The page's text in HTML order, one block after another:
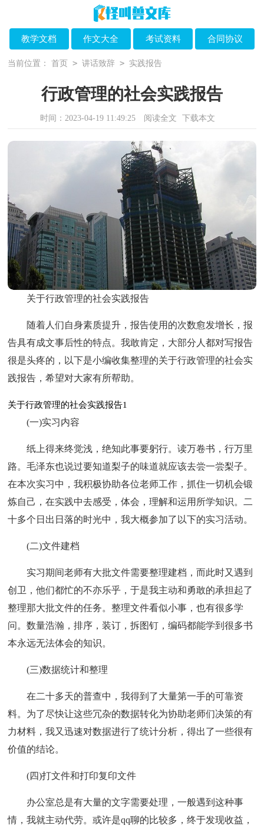
教学文档 作文大全 考试资料 合同协议
当前位置： 首页 > 讲话致辞 > 实践报告
行政管理的社会实践报告
时间：2023-04-19 11:49:25 阅读全文 下载本文
关于行政管理的社会实践报告
随着人们自身素质提升，报告使用的次数愈发增长，报
告具有成文事后性的特点。我敢肯定，大部分人都对写报告
很是头疼的，以下是小编收集整理的关于行政管理的社会实
践报告，希望对大家有所帮助。
关于行政管理的社会实践报告1
(一)实习内容
纸上得来终觉浅，绝知此事要躬行。读万卷书，行万里
路。毛泽东也说过要知道梨子的味道就应该去尝一尝梨子。
在本次实习中，我积极协助各位老师工作，抓住一切机会锻
炼自己，在实践中去感受，体会，理解和运用所学知识。二
十多个日出日落的时光中，我大概参加了以下的实习活动。
(二)文件建档
实习期间老师有大批文件需要整理建档，而此时又遇到
创卫，他们都忙的不亦乐乎，于是我主动和勇敢的承担起了
整理那大批文件的任务。整理文件看似小事，也有很多学
问。数量浩瀚，排序，装订，拆图钉，编码都能学到很多书
本永远无法体会的知识。
(三)数据统计和整理
在二十多天的普查中，我得到了大量第一手的可靠资
料。为了尽快让这些冗杂的数据转化为协助老师们决策的有
力材料，我又迅速对数据进行了统计分析，得出了一些很有
价值的结论。
(四)打文件和打印复印文件
办公室总是有大量的文字需要处理，一般遇到这种事
情，我就主动代劳。或许是qq聊的比较多，终于发现收益，